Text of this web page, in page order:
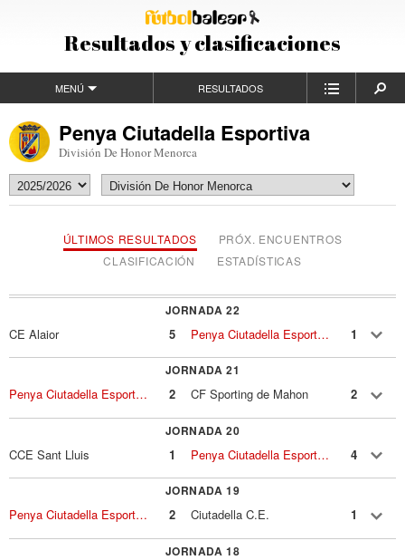
Resultados y clasificaciones
MENÚ RESULTADOS
Penya Ciutadella Esportiva
División De Honor Menorca
ÚLTIMOS RESULTADOS
PRÓX. ENCUENTROS
CLASIFICACIÓN
ESTADÍSTICAS
JORNADA 22
CE Alaior 5 Penya Ciutadella Esportiva 1
JORNADA 21
Penya Ciutadella Esportiva 2 CF Sporting de Mahon 2
JORNADA 20
CCE Sant Lluis 1 Penya Ciutadella Esportiva 4
JORNADA 19
Penya Ciutadella Esportiva 2 Ciutadella C.E. 1
JORNADA 18